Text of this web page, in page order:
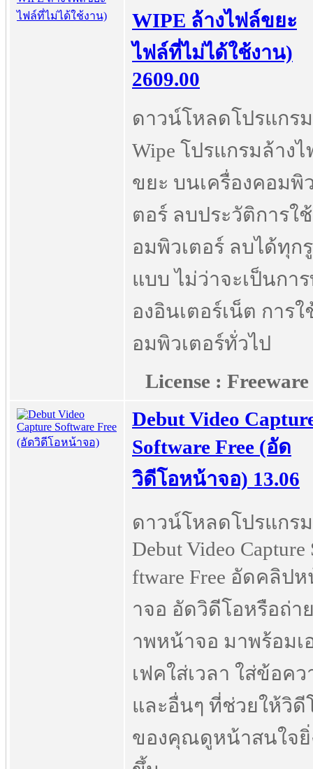
WIPE ล้างไฟล์ขยะ
ไฟล์ที่ไม่ได้ใช้งาน)
2609.00
ดาวน์โหลดโปรแกรม
Wipe โปรแกรมล้าง
ขยะ บนเครื่องคอมพิ
ตอร์ ลบประวัติการใ
อมพิวเตอร์ ลบได้ทุก
แบบ ไม่ว่าจะเป็นกา
องอินเตอร์เน็ต การใ
อมพิวเตอร์ทั่วไป
License : Freeware
Debut Video
Software Free (อัด
วิดีโอหน้าจอ) 13.06
ดาวน์โหลดโปรแกรม
Debut Video Capture
ftware Free อัดคลิป
าจอ อัดวิดีโอหรือถ่า
าพหน้าจอ มาพร้อมเ
เฟคใส่เวลา ใส่ข้อคว
และอื่นๆ ที่ช่วยให้วิดี
ของคุณดูหน้าสนใจยิ่